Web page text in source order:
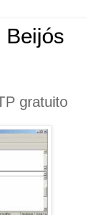
Beijós
gratuito